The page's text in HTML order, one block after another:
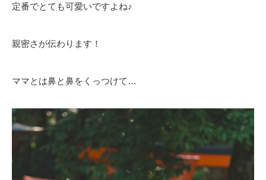
定番でとても可愛いですよね♪
親密さが伝わります！
ママとは鼻と鼻をくっつけて…